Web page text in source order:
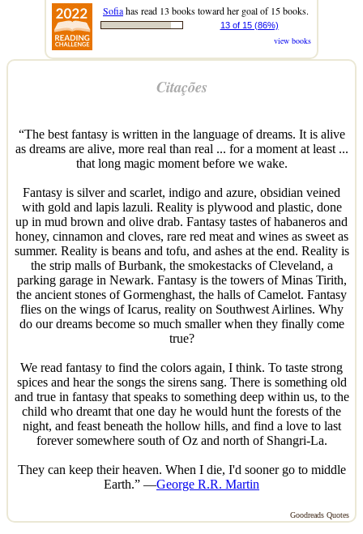
Sofiahas read 13 books toward her goal of 15 books.
13 of 15 (86%)
view books
Citações
“The best fantasy is written in the language of dreams. It is alive
as dreams are alive, more real than real ... for a moment at least ...
that long magic moment before we wake.
Fantasy is silver and scarlet, indigo and azure, obsidian veined
with gold and lapis lazuli. Reality is plywood and plastic, done
up in mud brown and olive drab. Fantasy tastes of habaneros and
honey, cinnamon and cloves, rare red meat and wines as sweet as
summer. Reality is beans and tofu, and ashes at the end. Reality is
the strip malls of Burbank, the smokestacks of Cleveland, a
parking garage in Newark. Fantasy is the towers of Minas Tirith,
the ancient stones of Gormenghast, the halls of Camelot. Fantasy
flies on the wings of Icarus, reality on Southwest Airlines. Why
do our dreams become so much smaller when they finally come
true?
We read fantasy to find the colors again, I think. To taste strong
spices and hear the songs the sirens sang. There is something old
and true in fantasy that speaks to something deep within us, to the
child who dreamt that one day he would hunt the forests of the
night, and feast beneath the hollow hills, and find a love to last
forever somewhere south of Oz and north of Shangri-La.
They can keep their heaven. When I die, I'd sooner go to middle
Earth.” —George R.R. Martin
Goodreads Quotes